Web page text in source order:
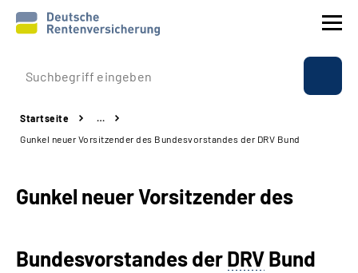
Prävention
Reha
Experten
Startseite
…
Gunkel neuer Vorsitzender des Bundesvorstandes der DRV Bund
Gunkel neuer Vorsitzender des
Bundesvorstandes derDRVBund